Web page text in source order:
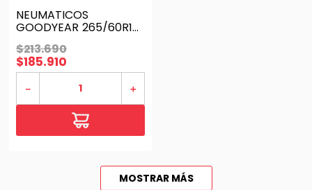
NEUMATICOS
GOODYEAR 265/60R18
WRANGLER
WORKHORSE AT 110H SL
$213.690
$185.910
＋
－
MOSTRAR MÁS